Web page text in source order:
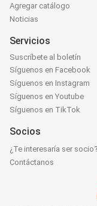
Agregar catálogo
Noticias
Servicios
Suscríbete al boletín
Síguenos en Facebook
Síguenos en Instagram
Síguenos en Youtube
Síguenos en TikTok
Socios
¿Te interesaría ser socio?
Contáctanos